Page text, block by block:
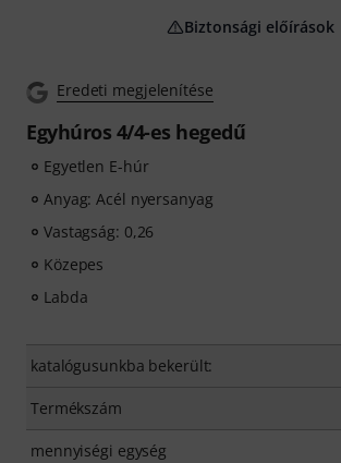
Eredeti megjelenítése
Egyhúros 4/4-es hegedű
Egyetlen E-húr
Anyag: Acél nyersanyag
Vastagság: 0,26
Közepes
Labda
katalógusunkba bekerült:
Termékszám
mennyiségi egység
Biztonsági előírások